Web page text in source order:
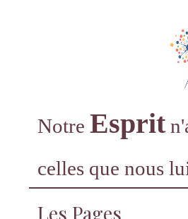
Notre Esprit
celles que nous
Les Pages